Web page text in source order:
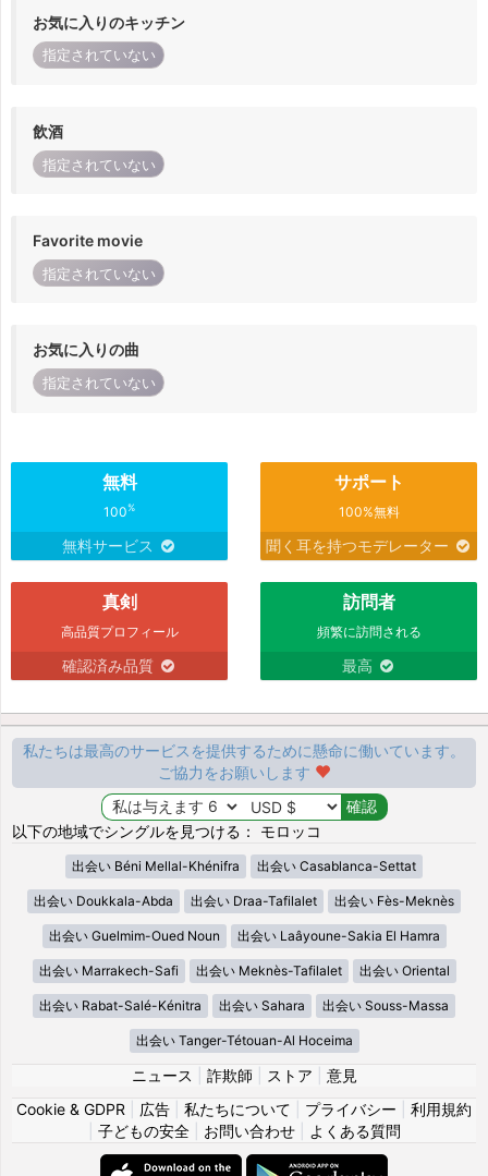
お気に入りのキッチン
指定されていない
飲酒
指定されていない
Favorite movie
指定されていない
お気に入りの曲
指定されていない
無料
100%
無料サービス
サポート
100%無料
聞く耳を持つモデレーター
真剣
高品質プロフィール
確認済み品質
訪問者
頻繁に訪問される
最高
私たちは最高のサービスを提供するために懸命に働いています。
ご協力をお願いします
以下の地域でシングルを見つける： モロッコ
出会い Béni Mellal-Khénifra 出会い Casablanca-Settat
出会い Doukkala-Abda 出会い Draa-Tafilalet 出会い Fès-Meknès
出会い Guelmim-Oued Noun 出会い Laâyoune-Sakia El Hamra
出会い Marrakech-Safi 出会い Meknès-Tafilalet 出会い Oriental
出会い Rabat-Salé-Kénitra 出会い Sahara 出会い Souss-Massa
出会い Tanger-Tétouan-Al Hoceima
ニュース 詐欺師 ストア
意見
Cookie & GDPR
広告 私たちについて プライバシー
利用規約
子どもの安全| お問い合わせ| よくある質問